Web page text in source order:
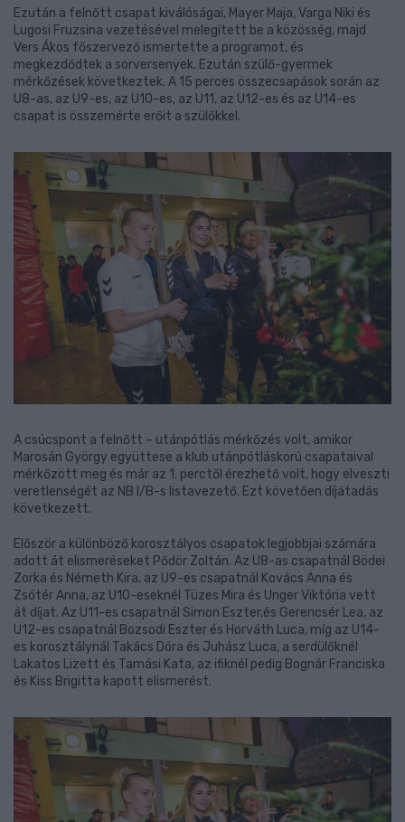
Ezután a felnőtt csapat kiválóságai, Mayer Maja, Varga Niki és
Lugosi Fruzsina vezetésével melegített be a közösség, majd
Vers Ákos főszervező ismertette a programot, és
megkezdődtek a sorversenyek. Ezután szülő-gyermek
mérkőzések következtek. A 15 perces összecsapások során az
U8-as, az U9-es, az U10-es, az U11, az U12-es és az U14-es
csapat is összemérte erőit a szülőkkel.
A csúcspont a felnőtt – utánpótlás mérkőzés volt, amikor
Marosán György együttese a klub utánpótláskorú csapataival
mérkőzött meg és már az 1. perctől érezhető volt, hogy elveszti
veretlenségét az NB I/B-s listavezető. Ezt követően díjátadás
következett.
Először a különböző korosztályos csapatok legjobbjai számára
adott át elismeréseket Pődör Zoltán. Az U8-as csapatnál Bödei
Zorka és Németh Kira, az U9-es csapatnál Kovács Anna és
Zsótér Anna, az U10-eseknél Tüzes Mira és Unger Viktória vett
át díjat. Az U11-es csapatnál Simon Eszter,és Gerencsér Lea, az
U12-es csapatnál Bozsodi Eszter és Horváth Luca, míg az U14-
es korosztálynál Takács Dóra és Juhász Luca, a serdülőknél
Lakatos Lizett és Tamási Kata, az ifiknél pedig Bognár Franciska
és Kiss Brigitta kapott elismerést.